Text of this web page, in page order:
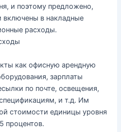
, и поэтому предложено,
включены в накладные
расходы.
как офисную арендную
,зарплаты
по почте,освещения,
, и т.д. Им
стоимости единицы уровня
5 процентов.